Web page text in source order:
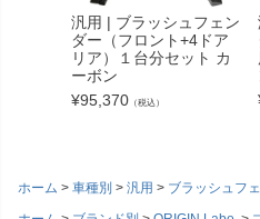
汎用 | ブラッシュフェン
ダー（フロント+4ドア
リア）１台分セット カ
ーボン
¥95,370 （税込）
ホーム 車種別 汎用 ブラッシュフ